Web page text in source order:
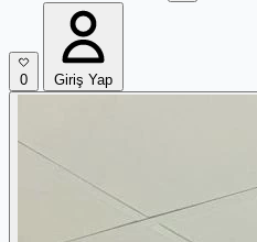
0 Giriş Yap